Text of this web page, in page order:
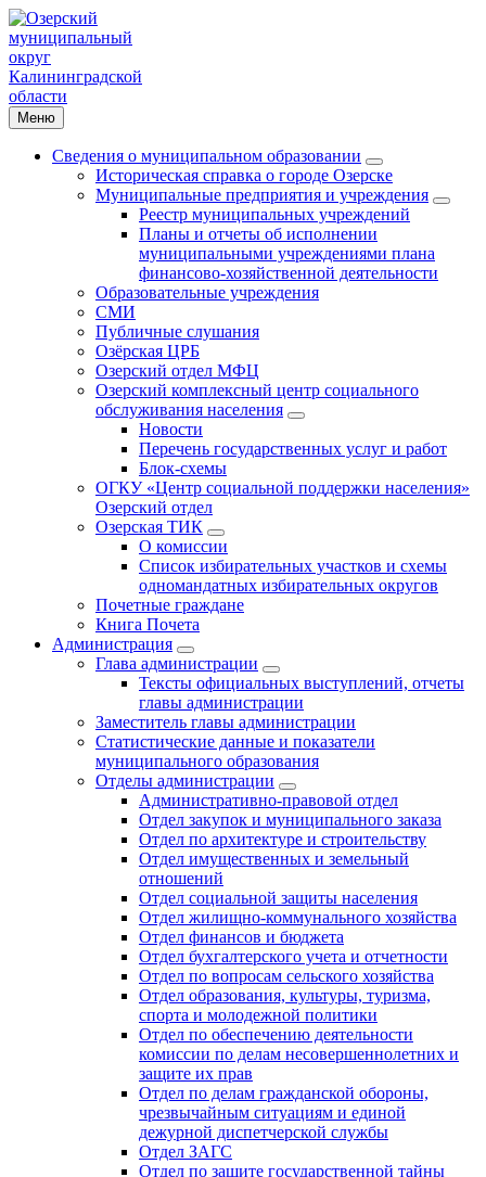
Меню
Сведения о муниципальном образовании
Историческая справка о городе Озерске
Муниципальные предприятия и учреждения
Реестр муниципальных учреждений
Планы и отчеты об исполнении
муниципальными учреждениями плана
финансово-хозяйственной деятельности
Образовательные учреждения
СМИ
Публичные слушания
Озёрская ЦРБ
Озерский отдел МФЦ
Озерский комплексный центр социального
обслуживания населения
Новости
Перечень государственных услуг и работ
Блок-схемы
ОГКУ «Центр социальной поддержки населения»
Озерский отдел
Озерская ТИК
О комиссии
Список избирательных участков и схемы
одномандатных избирательных округов
Почетные граждане
Книга Почета
Администрация
Глава администрации
Тексты официальных выступлений, отчеты
главы администрации
Заместитель главы администрации
Статистические данные и показатели
муниципального образования
Отделы администрации
Административно-правовой отдел
Отдел закупок и муниципального заказа
Отдел по архитектуре и строительству
Отдел имущественных и земельный
отношений
Отдел социальной защиты населения
Отдел жилищно-коммунального хозяйства
Отдел финансов и бюджета
Отдел бухгалтерского учета и отчетности
Отдел по вопросам сельского хозяйства
Отдел образования, культуры, туризма,
спорта и молодежной политики
Отдел по обеспечению деятельности
комиссии по делам несовершеннолетних и
защите их прав
Отдел по делам гражданской обороны,
чрезвычайным ситуациям и единой
дежурной диспетчерской службы
Отдел ЗАГС
Отдел по защите государственной тайны